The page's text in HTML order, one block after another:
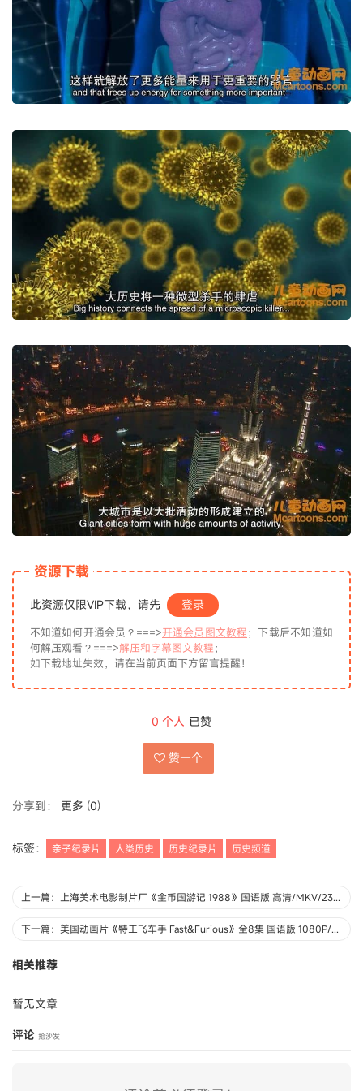
资源下载
此资源仅限VIP下载，请先 登录
不知道如何开通会员？===>开通会员图文教程；下载后不知道如
何解压观看？===>解压和字幕图文教程；
如下载地址失效，请在当前页面下方留言提醒！
0 个人 已赞
赞一个
分享到： 更多 (0)
标签： 亲子纪录片 人类历史 历史纪录片 历史频道
上一篇：上海美术电影制片厂《金币国游记 1988》国语版 高清/MKV/235MB 上海美术电影制片厂动画片全集下载
下一篇：美国动画片《特工飞车手 Fast&Furious》全8集 国语版 1080P/MP4/1.81G 动画片特工飞车手下载
相关推荐
暂无文章
评论 抢沙发